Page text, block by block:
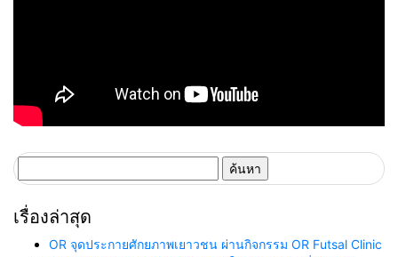
สำหรับ:
เรื่องล่าสุด
OR จุดประกายศักยภาพเยาวชน ผ่านกิจกรรม OR Futsal Clinic